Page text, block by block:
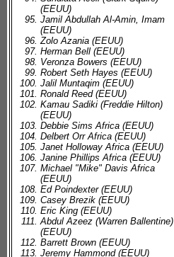
(EEUU)
Jamil Abdullah Al-Amin, Imam
(EEUU)
Zolo Azania (EEUU)
Herman Bell (EEUU)
Veronza Bowers (EEUU)
Robert Seth Hayes (EEUU)
Jalil Muntaqim (EEUU)
Ronald Reed (EEUU)
Kamau Sadiki (Freddie Hilton)
(EEUU)
Debbie Sims Africa (EEUU)
Delbert Orr Africa (EEUU)
Janet Holloway Africa (EEUU)
Janine Phillips Africa (EEUU)
Michael "Mike" Davis Africa
(EEUU)
Ed Poindexter (EEUU)
Casey Brezik (EEUU)
Eric King (EEUU)
Abdul Azeez (Warren Ballentine)
(EEUU)
Barrett Brown (EEUU)
Jeremy Hammond (EEUU)